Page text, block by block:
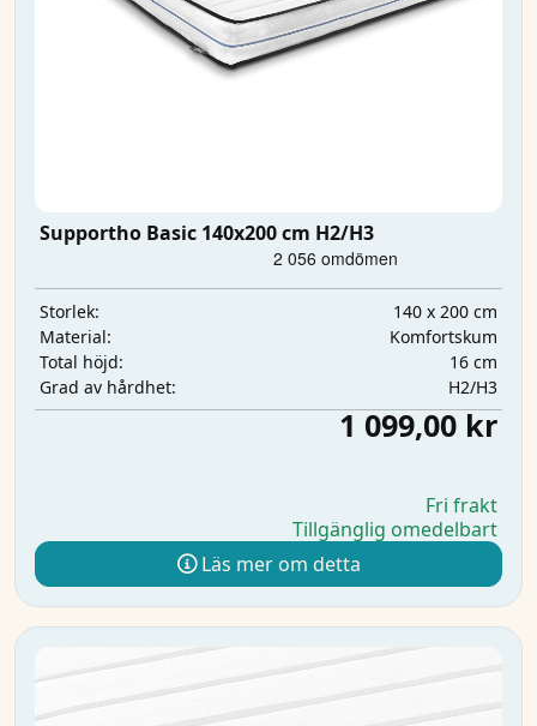
Supportho Basic 140x200 cm H2/H3
Storlek:
140 x 200 cm
Material:
Komfortskum
Total höjd:
16 cm
Grad av hårdhet:
H2/H3
1 099,00 kr
Fri frakt
Tillgänglig omedelbart
Läs mer om detta